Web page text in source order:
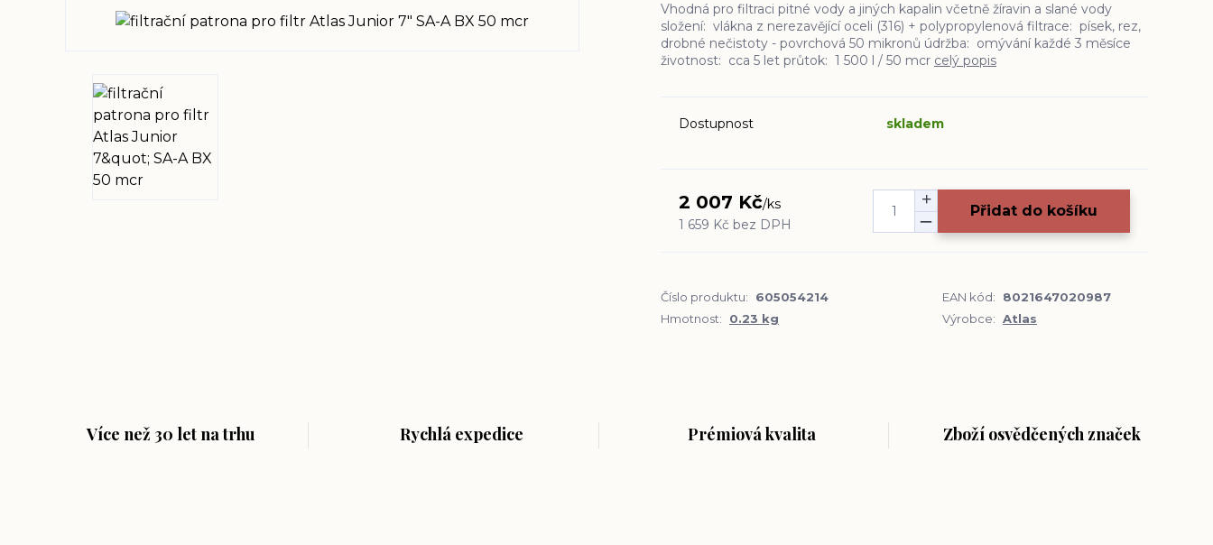
Vhodná pro filtraci pitné vody a jiných kapalin včetně žíravin a slané vody
složení: vlákna z nerezavějící oceli (316) + polypropylenová filtrace: písek, rez,
drobné nečistoty - povrchová 50 mikronů údržba: omývání každé 3 měsíce
životnost: cca 5 let průtok: 1 500 l / 50 mcr celý popis
Dostupnost skladem
2 007 Kč/ks
1 659 Kč bez DPH
Přidat do košíku
Číslo produktu: 605054214 EAN kód:
8021647020987
Hmotnost:
0.23 kg Výrobce: Atlas
Více než 30 let na trhu Rychlá expedice Prémiová kvalita Zboží osvědčených značek